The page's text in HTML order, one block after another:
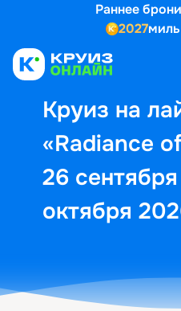
Раннее
2027
Круиз на
«Radiance
26 сентября
октября
Выбор